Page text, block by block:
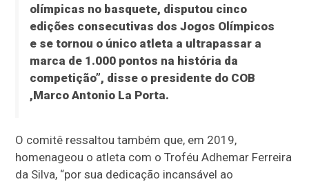
olímpicas no basquete, disputou cinco
edições consecutivas dos Jogos Olímpicos
e se tornou o único atleta a ultrapassar a
marca de 1.000 pontos na história da
competição”, disse o presidente do COB
,Marco Antonio La Porta.
O comitê ressaltou também que, em 2019,
homenageou o atleta com o Troféu Adhemar Ferreira
da Silva, “por sua dedicação incansável ao